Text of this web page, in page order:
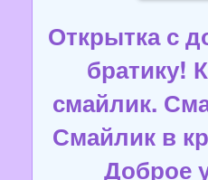
Открытка с
братику!
смайлик.
Смайлик в
Доброе